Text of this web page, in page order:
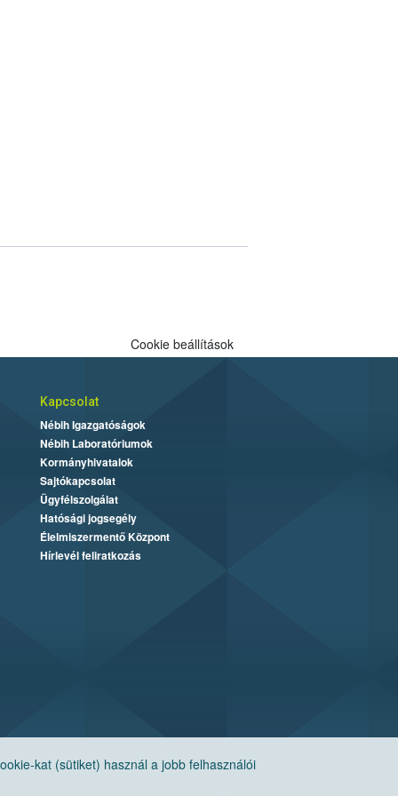
kat (sütiket) használ a jobb felhasználói
Cookie beállítások
Kapcsolat
Nébih Igazgatóságok
Nébih Laboratóriumok
Kormányhivatalok
Sajtókapcsolat
Ügyfélszolgálat
Hatósági jogsegély
Élelmiszermentő Központ
Hírlevél feliratkozás